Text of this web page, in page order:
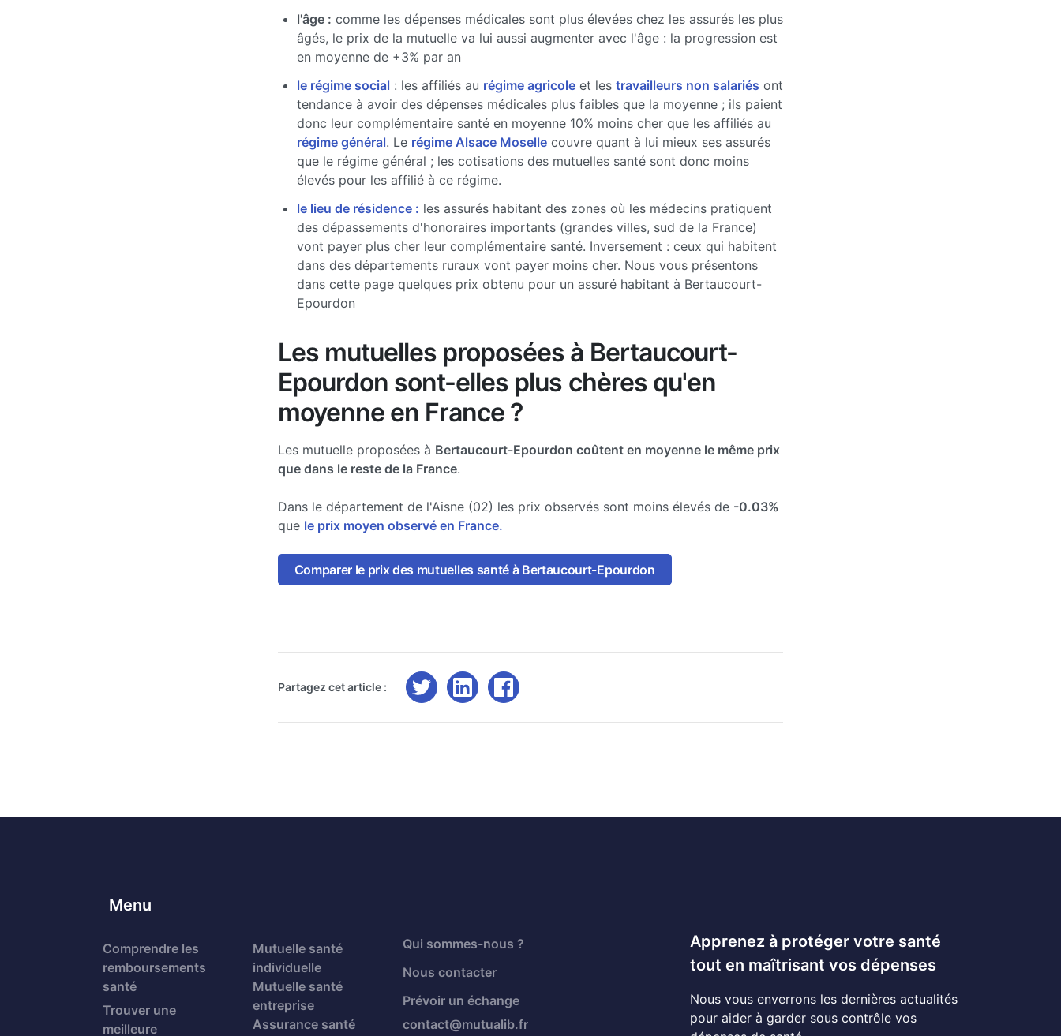
l'âge : comme les dépenses médicales sont plus élevées chez les assurés les plus
âgés, le prix de la mutuelle va lui aussi augmenter avec l'âge : la progression est
en moyenne de +3% par an
le régime social : les affiliés au régime agricoleet les travailleurs non salariés ont
tendance à avoir des dépenses médicales plus faibles que la moyenne ; ils paient
donc leur complémentaire santé en moyenne 10% moins cher que les affiliés au
régime général. Le régime Alsace Mosellecouvre quant à lui mieux ses assurés
que le régime général ; les cotisations des mutuelles santé sont donc moins
élevés pour les affilié à ce régime.
le lieu de résidence : les assurés habitant des zones où les médecins pratiquent
des dépassements d'honoraires importants (grandes villes, sud de la France)
vont payer plus cher leur complémentaire santé. Inversement : ceux qui habitent
dans des départements ruraux vont payer moins cher. Nous vous présentons
dans cette page quelques prix obtenu pour un assuré habitant à Bertaucourt-
Epourdon
Les mutuelles proposées à Bertaucourt-
Epourdon sont-elles plus chères qu'en
moyenne en France ?
Les mutuelle proposées à Bertaucourt-Epourdon coûtent en moyenne le même prix
que dans le reste de la France.
Dans le département de l'Aisne (02) les prix observés sont moins élevés de -0.03%
que le prix moyen observé en France.
Comparer le prix des mutuelles santé à Bertaucourt-Epourdon
Partagez cet article :
Menu
Comprendre les
remboursements
santé
Trouver une
meilleure
Mutuelle santé
individuelle
Mutuelle santé
entreprise
Assurance santé
Qui sommes-nous ?
Nous contacter
Prévoir un échange
contact@mutualib.fr
Apprenez à protéger votre santé
tout en maîtrisant vos dépenses
Nous vous enverrons les dernières actualités
pour aider à garder sous contrôle vos